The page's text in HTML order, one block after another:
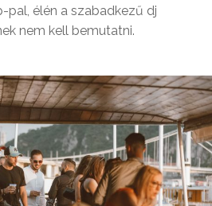
élén a szabadkezű dj
nem kell bemutatni.